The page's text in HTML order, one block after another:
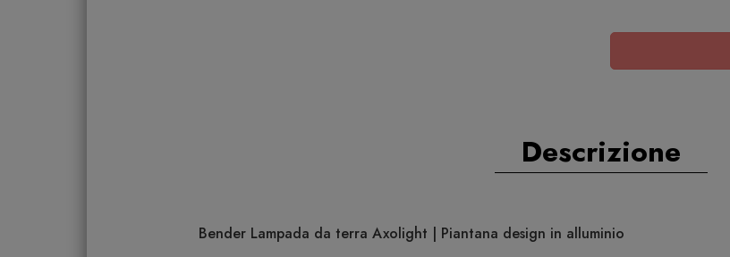
Descrizione
Bender Lampada da terra Axolight | Piantana design in alluminio